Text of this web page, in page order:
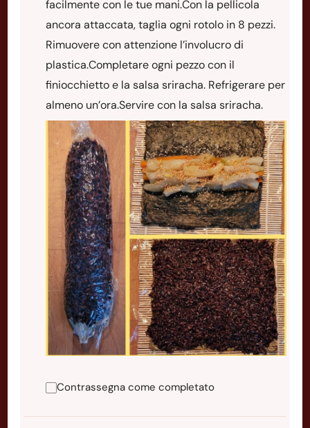
facilmente con le tue mani.Con la pellicola
ancora attaccata, taglia ogni rotolo in 8 pezzi.
Rimuovere con attenzione l’involucro di
plastica.Completare ogni pezzo con il
finiocchietto e la salsa sriracha. Refrigerare per
almeno un’ora.Servire con la salsa sriracha.
Contrassegna come completato